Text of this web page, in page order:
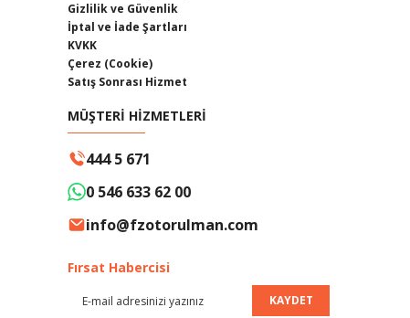
Gizlilik ve Güvenlik
İptal ve İade Şartları
KVKK
Çerez (Cookie)
Satış Sonrası Hizmet
MÜŞTERİ HİZMETLERİ
444 5 671
0 546 633 62 00
info@fzotorulman.com
Fırsat Habercisi
KAYDET